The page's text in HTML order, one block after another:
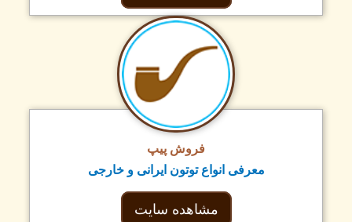
فروش پیپ
معرفی انواع توتون ایرانی و خارجی
مشاهده سایت